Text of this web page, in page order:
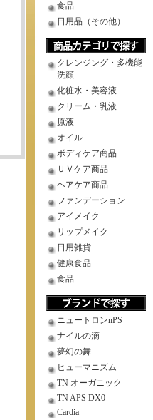
食品
日用品（その他）
クレンジング・多機能
洗顔
化粧水・美容液
クリーム・乳液
原液
オイル
ボディケア商品
ＵＶケア商品
ヘアケア商品
ファンデーション
アイメイク
リップメイク
日用雑貨
健康食品
食品
ニュートロンnPS
ナイルの滴
夢幻の舞
ヒューマニズム
TN オーガニック
TN APS DX0
Cardia